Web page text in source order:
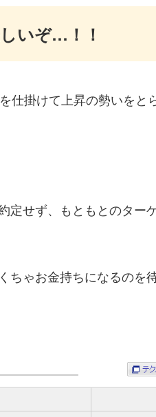
いぞ…！！
仕掛けて上昇の勢いをと
定せず、もともとのター
ちゃお金持ちになるのを